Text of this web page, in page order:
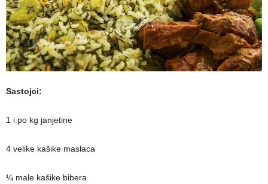
Sastojci:
1 i po kg janjetine
4 velike kašike maslaca
¼ male kašike bibera